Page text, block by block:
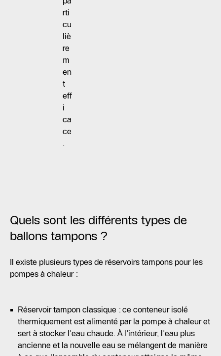
rti
cu
liè
re
m
en
t
eff
i
ca
ce
.
Quels sont les différents types de
ballons tampons ?
Il existe plusieurs types de réservoirs tampons pour les
pompes à chaleur :
Réservoir tampon classique : ce conteneur isolé
thermiquement est alimenté par la pompe à chaleur et
sert à stocker l'eau chaude. À l'intérieur, l'eau plus
ancienne et la nouvelle eau se mélangent de manière